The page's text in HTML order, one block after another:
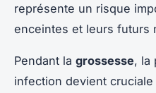
représente un risque
enceintes et leurs futurs
Pendant la grossesse, la
infection devient